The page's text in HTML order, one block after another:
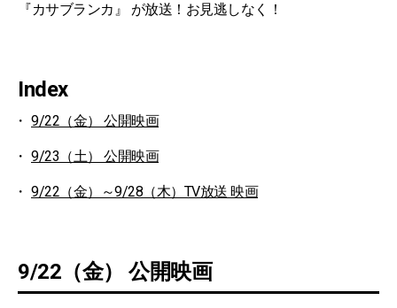
『カサブランカ』 が放送！お見逃しなく！
Index
9/22（金） 公開映画
9/23（土） 公開映画
9/22（金）～9/28（木）TV放送 映画
9/22（金） 公開映画